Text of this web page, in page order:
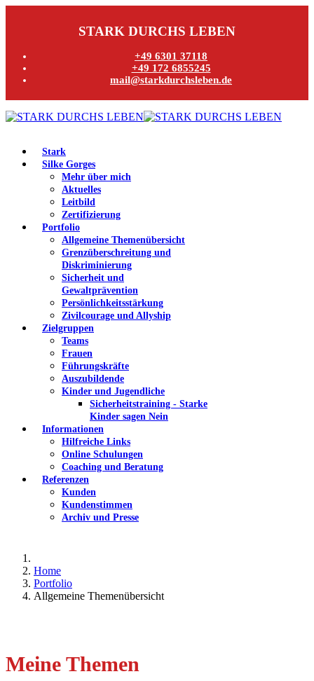
STARK DURCHS LEBEN
+49 6301 37118
+49 172 6855245
mail@starkdurchsleben.de
Stark
Silke Gorges
Mehr über mich
Aktuelles
Leitbild
Zertifizierung
Portfolio
Allgemeine Themenübersicht
Grenzüberschreitung und
Diskriminierung
Sicherheit und
Gewaltprävention
Persönlichkeitsstärkung
Zivilcourage und Allyship
Zielgruppen
Teams
Frauen
Führungskräfte
Auszubildende
Kinder und Jugendliche
Sicherheitstraining - Starke
Kinder sagen Nein
Informationen
Hilfreiche Links
Online Schulungen
Coaching und Beratung
Referenzen
Kunden
Kundenstimmen
Archiv und Presse
Home
Portfolio
Allgemeine Themenübersicht
Meine Themen